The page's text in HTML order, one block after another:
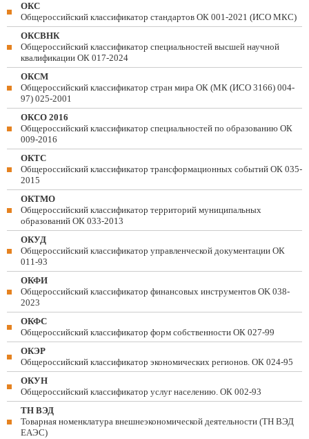
ОКС
Общероссийский классификатор стандартов ОК 001-2021 (ИСО МКС)
ОКСВНК
Общероссийский классификатор специальностей высшей научной
квалификации ОК 017-2024
ОКСМ
Общероссийский классификатор стран мира ОК (МК (ИСО 3166) 004-
97) 025-2001
ОКСО 2016
Общероссийский классификатор специальностей по образованию ОК
009-2016
ОКТС
Общероссийский классификатор трансформационных событий ОК 035-
2015
ОКТМО
Общероссийский классификатор территорий муниципальных
образований ОК 033-2013
ОКУД
Общероссийский классификатор управленческой документации ОК
011-93
ОКФИ
Общероссийский классификатор финансовых инструментов OK 038-
2023
ОКФС
Общероссийский классификатор форм собственности ОК 027-99
ОКЭР
Общероссийский классификатор экономических регионов. ОК 024-95
ОКУН
Общероссийский классификатор услуг населению. ОК 002-93
ТН ВЭД
Товарная номенклатура внешнеэкономической деятельности (ТН ВЭД
ЕАЭС)